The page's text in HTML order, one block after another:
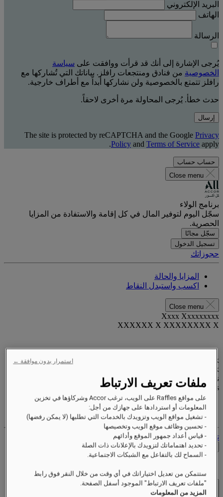
البريد الإلكتروني
الهاتف
الرسالة
يُرجى الإشارة إلى أنك قد قرأت ووافقت على سياسة
الخصوصية من فنادق ومنتجعات رافلز. بياناتك التي تُشاركها مع
رافلز تتمتع بالخصوصية ولن نشاركها أبداً مع أطراف خارجية.
حدث خطأ. يُرجى المحاولة مرة أخرى لاحقاً.
إرسال
The site is protected by reCAPTCHA and the Google Privacy
Policy and Terms of Service apply.
حساب حساب
Close menu
برنامج الولاء
سجّل اليوم لتوفير المال في كل إقامة والاستفادة من المزايا
الحصرية.
سجّل مجانًا
تسجيل الدخول
حجوزاتك
المزايا والحالة
اكسب واستبدل النقاط
Close menu
Xxxx Xxxxxxxxx
XXXXXX X XXXXXXXX X
xxxxxxxx
xx/xx/xxxx
نقاط المكافآت
XXX
pts
حساب الولاء الخاص بك
حجوزاتك
تسجيل الخروج
التحقق من الأسعار
الفنادق والمنتجعات
ملفات تعريف الارتباط
على مواقع Raffles على الويب، ترغب Accor وشركاؤها في تخزين
المعلومات أو استردادها على جهازك من أجل:
- تشغيل مواقع الويب وتزويدك بالخدمات التي تطلبها (لا يمكن رفضها)
- تحسين وظائف موقع الويب وتخصيصها
- قياس أعداد جمهور الموقع وأدائهم
- تحديد اهتماماتك لتزويدك بالإعلانات ذات الصلة
- السماح لك بالتفاعل مع الشبكات الاجتماعية.
ستتمكن من تعديل اختياراتك في أي وقت من خلال النقر فوق رابط
"ملفات تعريف الارتباط" الموجود أسفل الصفحة.
المزيد من المعلومات
استمرار بدون موافقة ←